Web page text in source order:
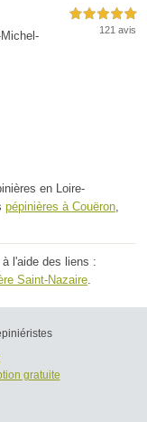
5,0 étoiles sur 5
121 avis
en Loire-
pépinières à Couëron
à l'aide des liens :
Saint-Nazaire
gratuite